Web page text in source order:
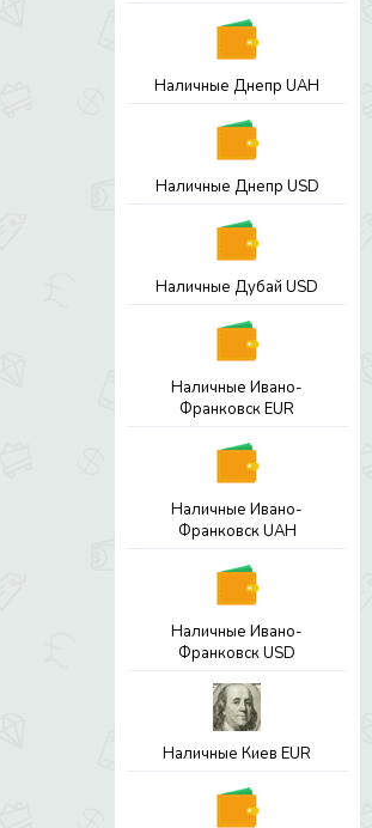
Наличные Днепр UAH
Наличные Днепр USD
Наличные Дубай USD
Наличные Ивано-
Франковск EUR
Наличные Ивано-
Франковск UAH
Наличные Ивано-
Франковск USD
Наличные Киев EUR